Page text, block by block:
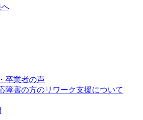
へ
卒業者の声
障害の方のリワーク支援について